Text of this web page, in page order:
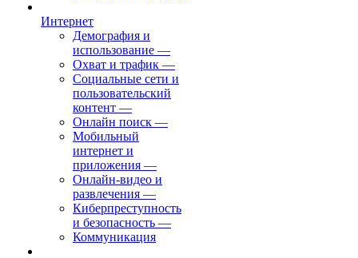
Интернет
Демография и
использование —
Охват и трафик —
Социальные сети и
пользовательский
контент —
Онлайн поиск —
Мобильный
интернет и
приложения —
Онлайн-видео и
развлечения —
Киберпреступность
и безопасность —
Коммуникация